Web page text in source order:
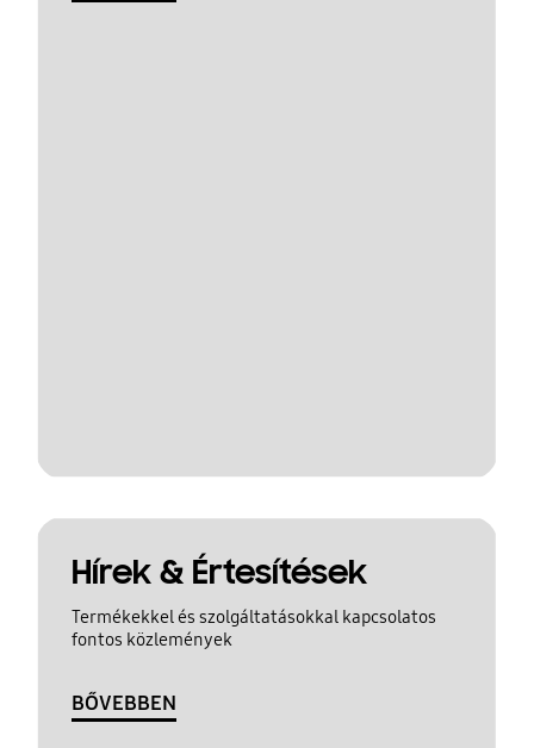
Hírek & Értesítések
Termékekkel és szolgáltatásokkal kapcsolatos
fontos közlemények
BŐVEBBEN